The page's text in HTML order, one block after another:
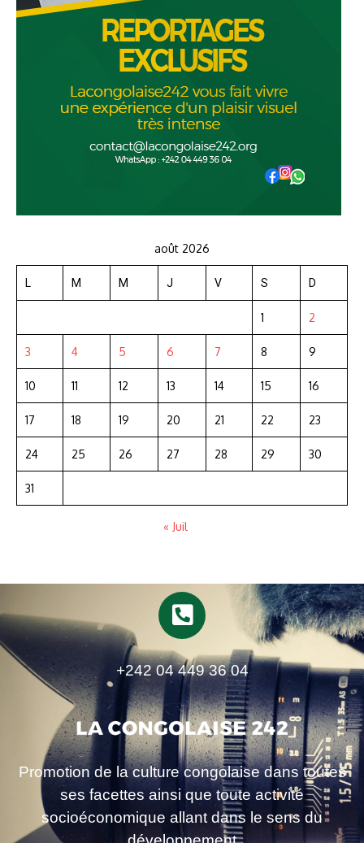
août 2026
L M M J V S D
1 2
3 4 5 6 7 8 9
10 11 12 13 14 15 16
17 18 19 20 21 22 23
24 25 26 27 28 29 30
31
« Juil
+242 04 449 36 04
Promotion de la culture congolaise dans toutes
ses facettes ainsi que toute activité
socioéconomique allant dans le sens du